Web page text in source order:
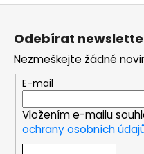
Z
Odebírat
Nezmeškejte žádné
E-mail
Vložením e-mailu
ochrany osobních